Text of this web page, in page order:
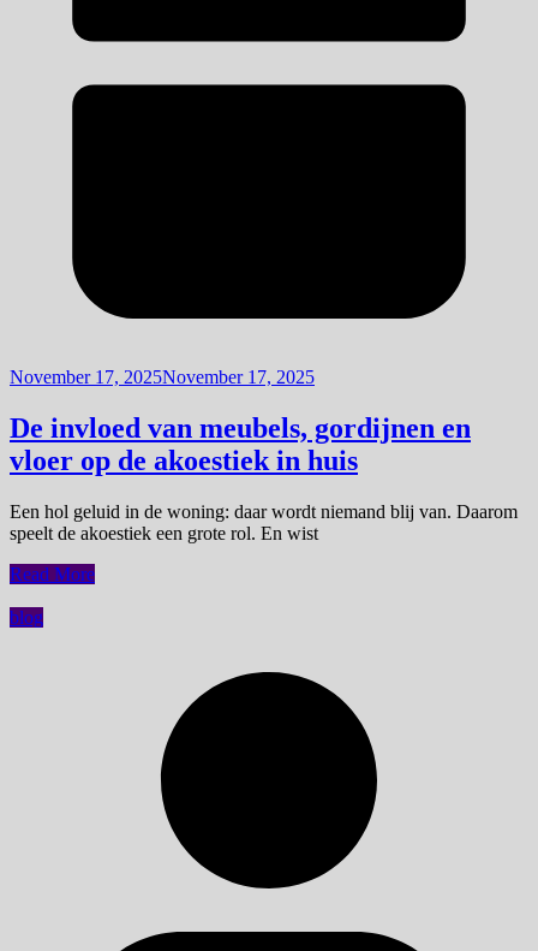
November 17, 2025November 17, 2025
De invloed van meubels, gordijnen en
vloer op de akoestiek in huis
Een hol geluid in de woning: daar wordt niemand blij van. Daarom
speelt de akoestiek een grote rol. En wist
Read More
blog